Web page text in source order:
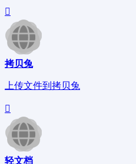
拷贝兔
上传文件到拷贝兔
轻文档